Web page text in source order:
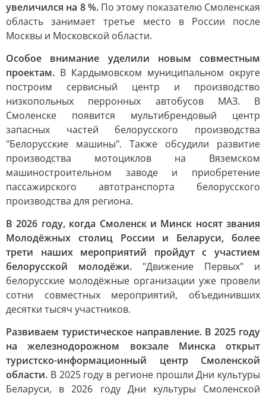
увеличился на 8 %. По этому показателю Смоленская
область занимает третье место в России после
Москвы и Московской области.
Особое внимание уделили новым совместным
проектам. В Кардымовском муниципальном округе
построим сервисный центр и производство
низкопольных перронных автобусов МАЗ. В
Смоленске появится мультибрендовый центр
запасных частей белорусского производства
"Белорусские машины". Также обсудили развитие
производства мотоциклов на Вяземском
машиностроительном заводе и приобретение
пассажирского автотранспорта белорусского
производства для региона.
В 2026 году, когда Смоленск и Минск носят звания
Молодёжных столиц России и Беларуси, более
трети наших мероприятий пройдут с участием
белорусской молодёжи. "Движение Первых" и
белорусские молодёжные организации уже провели
сотни совместных мероприятий, объединивших
десятки тысяч участников.
Развиваем туристическое направление. В 2025 году
на железнодорожном вокзале Минска открыт
туристско-информационный центр Смоленской
области. В 2025 году в регионе прошли Дни культуры
Беларуси, в 2026 году Дни культуры Смоленской